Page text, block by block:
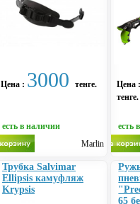
Цена : 3000 тенге.
есть в наличии
Marlin
Цена
тенге.
есть
Трубка Salvimar
Ellipsis камуфляж
Krypsis
65